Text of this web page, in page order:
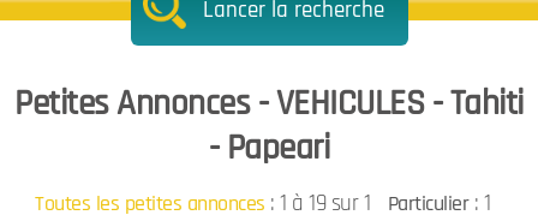
Lancer la recherche
Petites Annonces - VEHICULES - Tahiti
- Papeari
Toutes les petites annonces :1 à 19 sur 1 Particulier: 1